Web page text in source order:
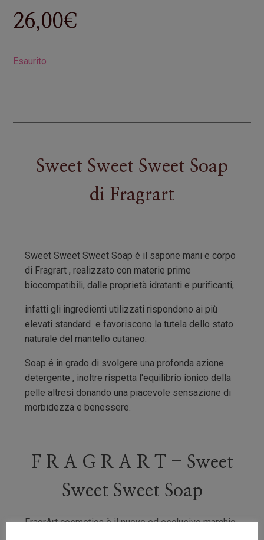
26,00€
Esaurito
Sweet Sweet Sweet Soap
di Fragrart
Sweet Sweet Sweet Soap è il sapone mani e corpo
di Fragrart , realizzato con materie prime
biocompatibili, dalle proprietà idratanti e purificanti,
infatti gli ingredienti utilizzati rispondono ai più
elevati standard e favoriscono la tutela dello stato
naturale del mantello cutaneo.
Soap é in grado di svolgere una profonda azione
detergente , inoltre rispetta l'equilibrio ionico della
pelle altresì donando una piacevole sensazione di
morbidezza e benessere.
F R A G R A R T - Sweet
Sweet Sweet Soap
FragrArt cosmetics è il nuovo ed esclusivo marchio